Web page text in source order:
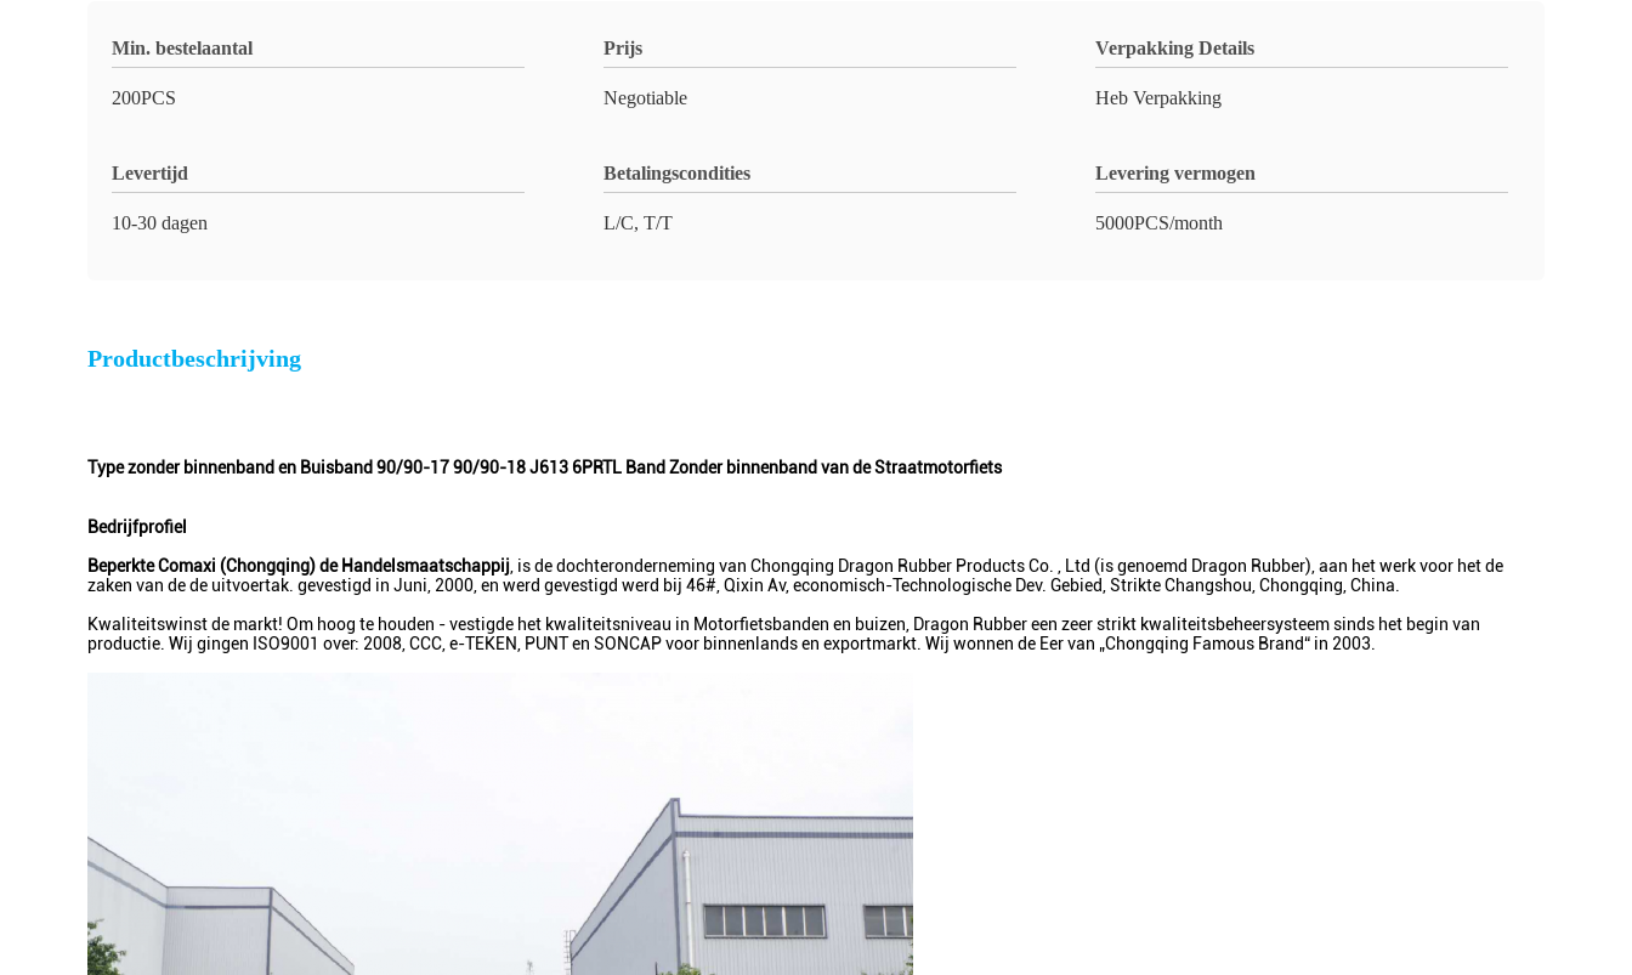
Min. bestelaantal
200PCS
Prijs
Negotiable
Verpakking Details
Heb Verpakking
Levertijd
10-30 dagen
Betalingscondities
L/C, T/T
Levering vermogen
5000PCS/month
Productbeschrijving
Type zonder binnenband en Buisband 90/90-17 90/90-18 J613 6PRTL Band Zonder binnenband van de Straatmotorfiets
Bedrijfprofiel
Beperkte Comaxi (Chongqing) de Handelsmaatschappij , is de dochteronderneming van Chongqing Dragon Rubber Products Co. , Ltd (is genoemd Dragon Rubber), aan het werk voor het de
zaken van de de uitvoertak. gevestigd in Juni, 2000, en werd gevestigd werd bij 46#, Qixin Av, economisch-Technologische Dev. Gebied, Strikte Changshou, Chongqing, China.
Kwaliteitswinst de markt! Om hoog te houden - vestigde het kwaliteitsniveau in Motorfietsbanden en buizen, Dragon Rubber een zeer strikt kwaliteitsbeheersysteem sinds het begin van
productie. Wij gingen ISO9001 over: 2008, CCC, e-TEKEN, PUNT en SONCAP voor binnenlands en exportmarkt. Wij wonnen de Eer van „Chongqing Famous Brand“ in 2003.